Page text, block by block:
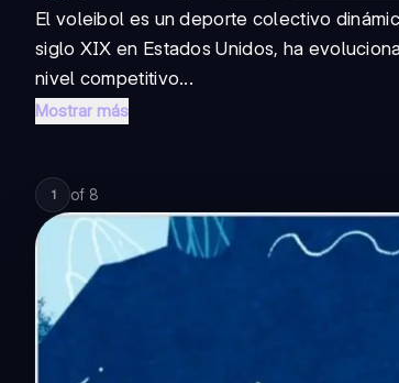
El voleibol es un deporte colectivo
siglo XIX en Estados Unidos, ha
nivel competitivo...
Mostrar más
1 of 8